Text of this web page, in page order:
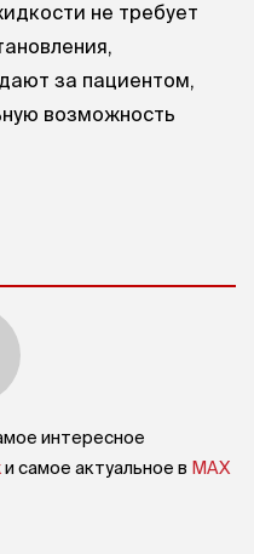
не требует
за пациентом,
возможность
интересное
и самое актуальное в MAX